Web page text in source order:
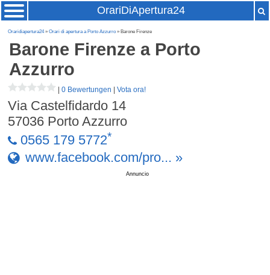
OrariDiApertura24
Oraridiapertura24»Orari di apertura a Porto Azzurro » Barone Firenze
Barone Firenze a Porto
Azzurro
|0 Bewertungen |Vota ora!
Via Castelfidardo 14
57036 Porto Azzurro
0565 179 5772*
www.facebook.com/pro... »
Annuncio